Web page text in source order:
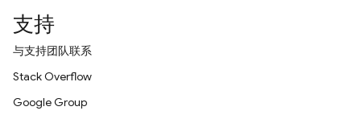
支持
与支持团队联系
Stack Overflow
Google Group